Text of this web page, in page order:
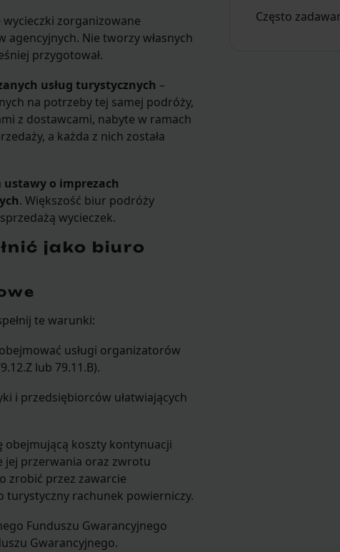
zorganizowane
Nie tworzy własnych
przygotował.
usług turystycznych –
na potrzeby tej samej podróży,
z dostawcami, nabyte w ramach
a każda z nich została
ustawy o imprezach
. Większość biur podróży
wycieczek.
jako biuro
te warunki:
usługi organizatorów
lub 79.11.B).
i przedsiębiorców ułatwiających
obejmującą koszty kontynuacji
jej przerwania oraz zwrotu
zrobić przez zawarcie
turystyczny rachunek powierniczy.
Funduszu Gwarancyjnego
Gwarancyjnego.
Często